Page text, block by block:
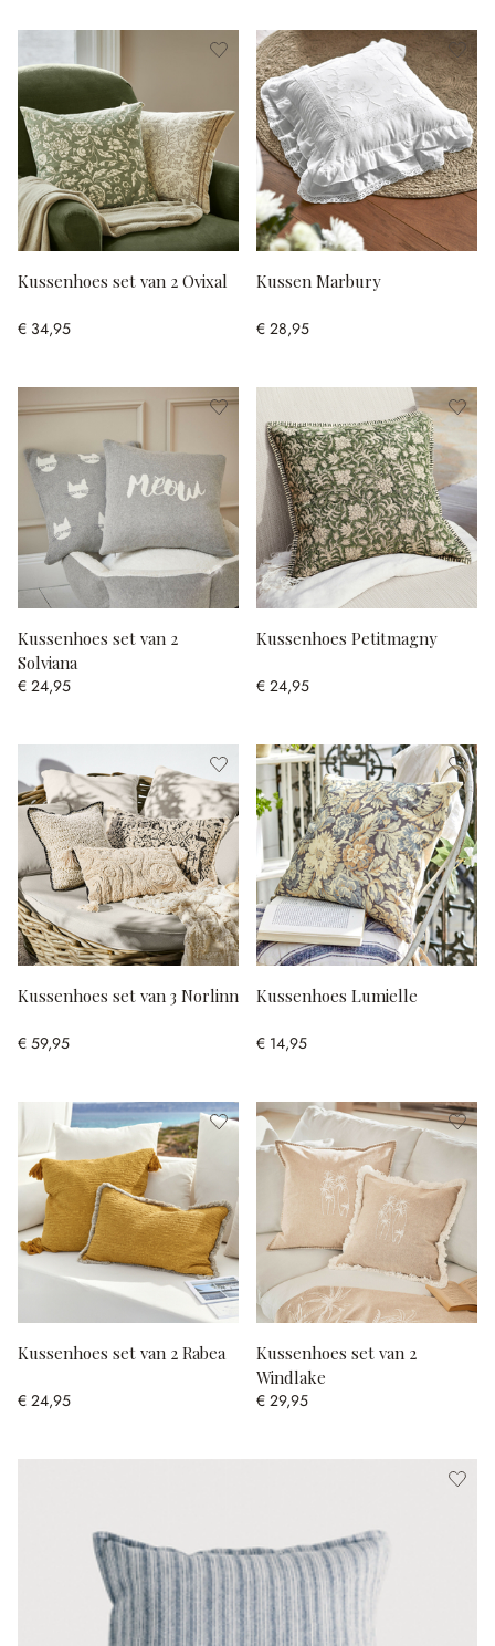
Kussenhoes set van 2 Ovixal
€ 34,95
Kussen Marbury
€ 28,95
Kussenhoes set van 2
Solviana
€ 24,95
Kussenhoes Petitmagny
€ 24,95
Kussenhoes set van 3 Norlinn
€ 59,95
Kussenhoes Lumielle
€ 14,95
Kussenhoes set van 2 Rabea
€ 24,95
Kussenhoes set van 2
Windlake
€ 29,95